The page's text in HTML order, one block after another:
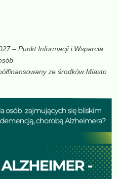
– Punkt Informacji i Wsparcia
ze środków Miasto